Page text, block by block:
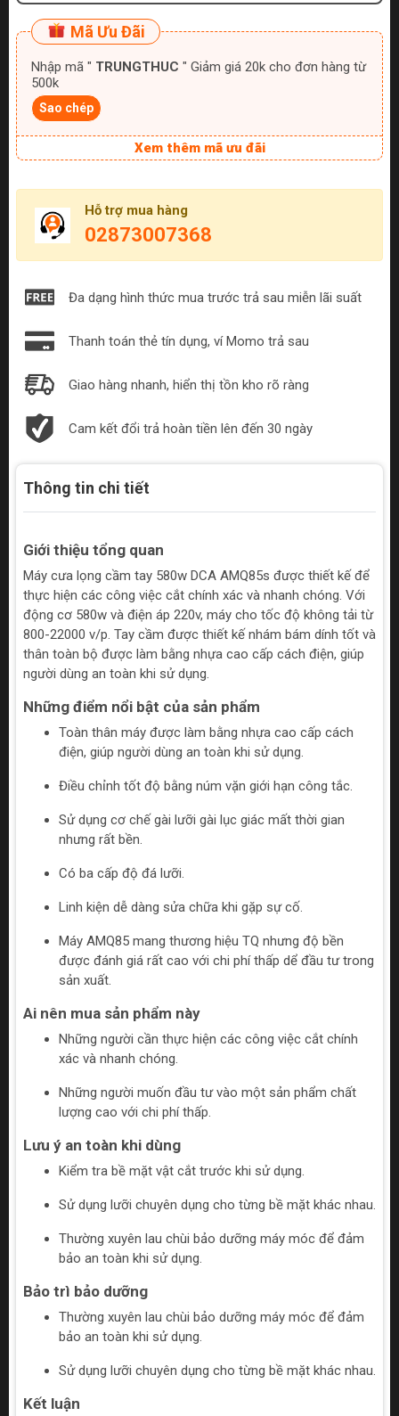
Mã Ưu Đãi
Nhập mã " TRUNGTHUC " Giảm giá 20k cho đơn hàng từ
500k
Sao chép
Xem thêm mã ưu đãi
Hỗ trợ mua hàng
02873007368
Đa dạng hình thức mua trước trả sau miễn lãi suất
Thanh toán thẻ tín dụng, ví Momo trả sau
Giao hàng nhanh, hiển thị tồn kho rõ ràng
Cam kết đổi trả hoàn tiền lên đến 30 ngày
Thông tin chi tiết
Giới thiệu tổng quan
Máy cưa lọng cầm tay 580w DCA AMQ85s được thiết kế để
thực hiện các công việc cắt chính xác và nhanh chóng. Với
động cơ 580w và điện áp 220v, máy cho tốc độ không tải từ
800-22000 v/p. Tay cầm được thiết kế nhám bám dính tốt và
thân toàn bộ được làm bằng nhựa cao cấp cách điện, giúp
người dùng an toàn khi sử dụng.
Những điểm nổi bật của sản phẩm
Toàn thân máy được làm bằng nhựa cao cấp cách
điện, giúp người dùng an toàn khi sử dụng.
Điều chỉnh tốt độ bằng núm vặn giới hạn công tắc.
Sử dụng cơ chế gài lưỡi gài lục giác mất thời gian
nhưng rất bền.
Có ba cấp độ đá lưỡi.
Linh kiện dễ dàng sửa chữa khi gặp sự cố.
Máy AMQ85 mang thương hiệu TQ nhưng độ bền
được đánh giá rất cao với chi phí thấp dể đầu tư trong
sản xuất.
Ai nên mua sản phẩm này
Những người cần thực hiện các công việc cắt chính
xác và nhanh chóng.
Những người muốn đầu tư vào một sản phẩm chất
lượng cao với chi phí thấp.
Lưu ý an toàn khi dùng
Kiểm tra bề mặt vật cắt trước khi sử dụng.
Sử dụng lưỡi chuyên dụng cho từng bề mặt khác nhau.
Thường xuyên lau chùi bảo dưỡng máy móc để đảm
bảo an toàn khi sử dụng.
Bảo trì bảo dưỡng
Thường xuyên lau chùi bảo dưỡng máy móc để đảm
bảo an toàn khi sử dụng.
Sử dụng lưỡi chuyên dụng cho từng bề mặt khác nhau.
Kết luận